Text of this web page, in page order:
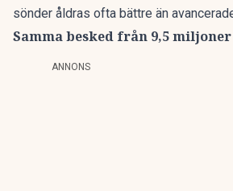
sönder åldras ofta bättre än
Samma besked från 9,5
ANNONS